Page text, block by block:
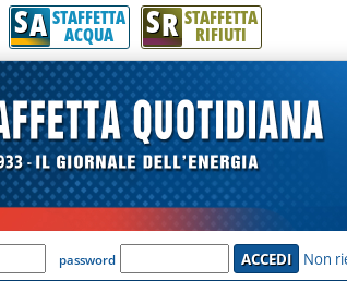
la notizia.
SA STAFFETTA
ACQUA SR STAFFETTA
RIFIUTI
per accedere'
password Non